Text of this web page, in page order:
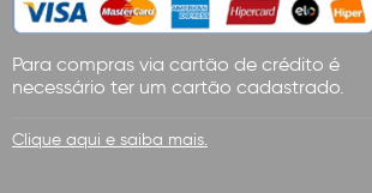
Para compras via cartão de crédito é
necessário ter um cartão cadastrado.
Clique aqui e saiba mais.